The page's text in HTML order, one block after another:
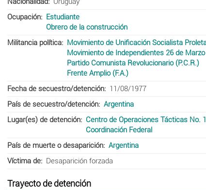
Ocupación
Estudiante
Obrero de la construcción
Militancia política
Movimiento de Unificación Socialista
Movimiento de Independientes 26 de Marzo
Partido Comunista Revolucionario (P.C.R.)
Frente Amplio (F.A.)
Fecha de secuestro/detención
11/08/1977
País de secuestro/detención
Argentina
Lugar(es) de detención
Centro de Operaciones Tácticas No.
Coordinación Federal
País de muerte o desaparición
Argentina
Víctima de
Desaparición forzada
Trayecto de detención